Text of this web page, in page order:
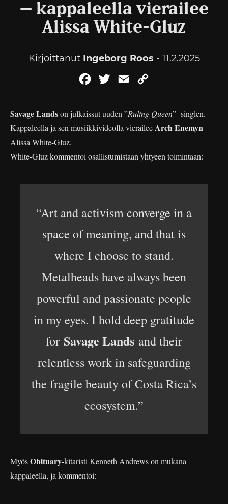
– kappaleella vierailee
Alissa White-Gluz
Kirjoittanut Ingeborg Roos - 11.2.2025
FacebookTwitterEmail
Savage Landson julkaissut uuden ”Ruling Queen” -singlen.
Kappaleella ja sen musiikkivideolla vieraileeArch Enemyn
Alissa White-Gluz.
White-Gluz kommentoi osallistumistaan yhtyeen toimintaan:
“Art and activism converge in a
space of meaning, and that is
where I choose to stand.
Metalheads have always been
powerful and passionate people
in my eyes. I hold deep gratitude
for Savage Lands and their
relentless work in safeguarding
the fragile beauty of Costa Rica’s
ecosystem.”
MyösObituary-kitaristi Kenneth Andrews on mukana
kappaleella, ja kommentoi: